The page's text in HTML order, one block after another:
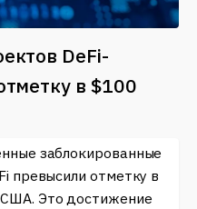
DeFi-
в $100
заблокированные
превысили отметку в
Это достижение